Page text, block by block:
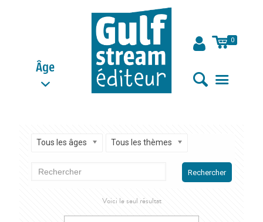
Âge
0
Tous les âges Tous les thèmes
Rechercher
Voici le seul résultat